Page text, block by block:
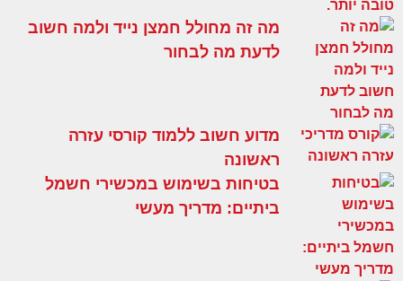
מה זה מחולל חמצן נייד ולמה חשוב
לדעת מה לבחור
מדוע חשוב ללמוד קורסי עזרה
ראשונה
בטיחות בשימוש במכשירי חשמל
ביתיים: מדריך מעשי